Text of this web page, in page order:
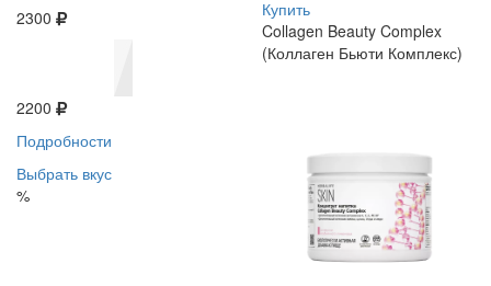
2300
2200
Подробности
Выбрать вкус
%
Купить
Collagen Beauty Complex
(Коллаген Бьюти Комплекс)